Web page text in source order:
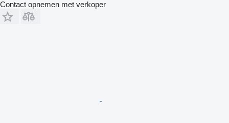
Contact opnemen met verkoper